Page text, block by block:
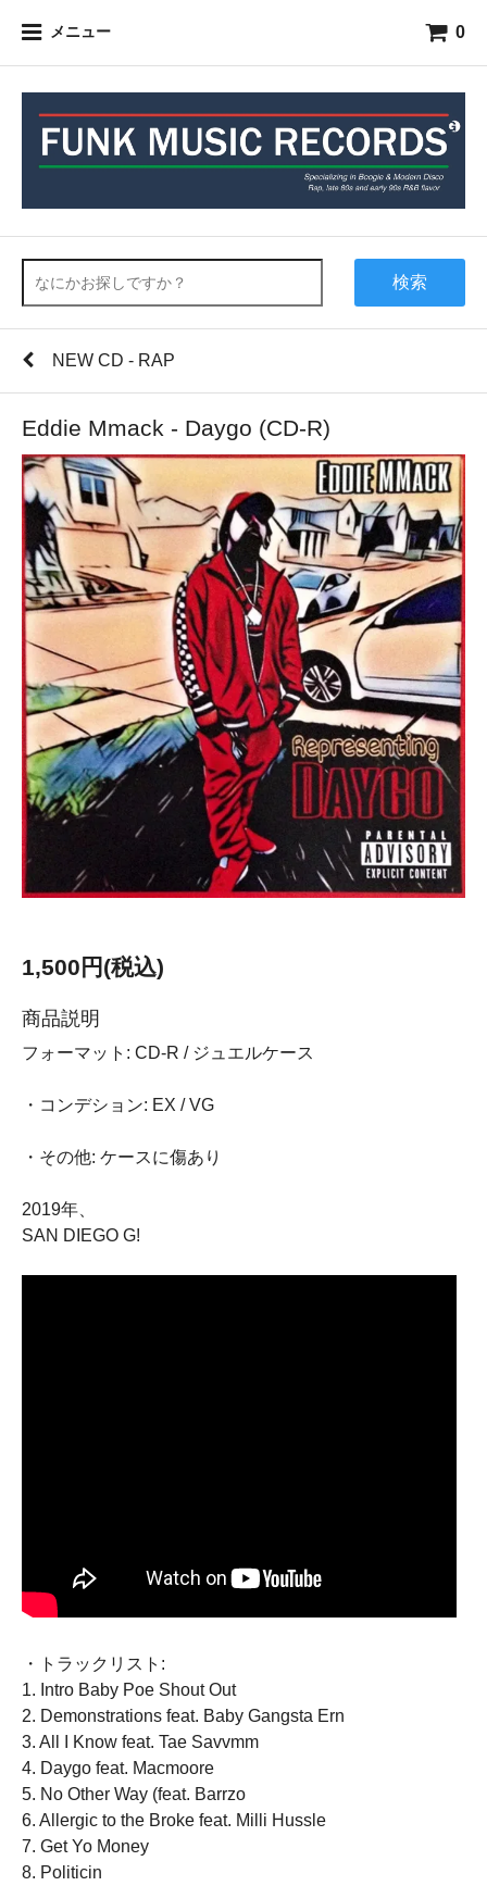
メニュー 0
検索
NEW CD - RAP
Eddie Mmack - Daygo (CD-R)
1,500円(税込)
商品説明
フォーマット: CD-R / ジュエルケース
・コンデション: EX / VG
・その他: ケースに傷あり
2019年、
SAN DIEGO G!
・トラックリスト:
1. Intro Baby Poe Shout Out
2. Demonstrations feat. Baby Gangsta Ern
3. All I Know feat. Tae Savvmm
4. Daygo feat. Macmoore
5. No Other Way (feat. Barrzo
6. Allergic to the Broke feat. Milli Hussle
7. Get Yo Money
8. Politicin